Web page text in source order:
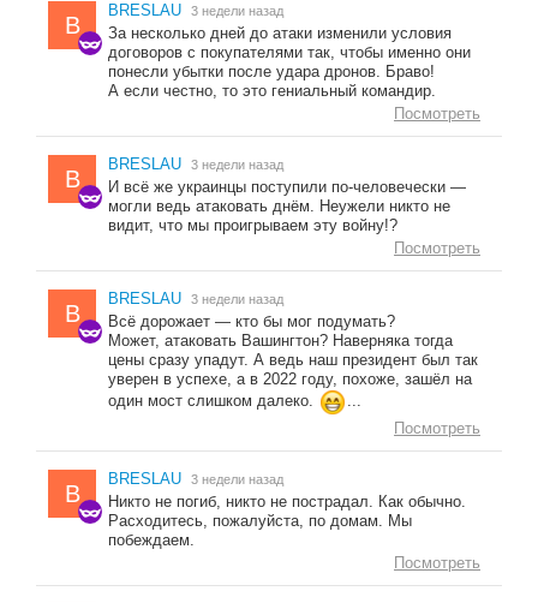
B
BRESLAU 3 недели назад
За несколько дней до атаки изменили условия
договоров с покупателями так, чтобы именно они
понесли убытки после удара дронов. Браво!
А если честно, то это гениальный командир.
Посмотреть
B
BRESLAU 3 недели назад
И всё же украинцы поступили по-человечески —
могли ведь атаковать днём. Неужели никто не
видит, что мы проигрываем эту войну!?
Посмотреть
B
BRESLAU 3 недели назад
Всё дорожает — кто бы мог подумать?
Может, атаковать Вашингтон? Наверняка тогда
цены сразу упадут. А ведь наш президент был так
уверен в успехе, а в 2022 году, похоже, зашёл на
один мост слишком далеко.
...
Посмотреть
B
BRESLAU 3 недели назад
Никто не погиб, никто не пострадал. Как обычно.
Расходитесь, пожалуйста, по домам. Мы
побеждаем.
Посмотреть